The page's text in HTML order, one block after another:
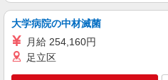
大学病院の中材滅菌
月給 254,160円
足立区